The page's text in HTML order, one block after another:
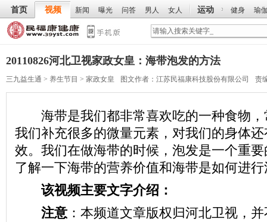
首页 视频 新闻 曝光 问答 男人 女人 运动 健身 瑜
20110826河北卫视家政女皇：海带泡发的方法
三九益生通 > 养生节目 > 家政女皇 图文作者： 江苏民福康科技股份有限公司 责
海带是我们都非常喜欢吃的一种食物，
我们补充很多的微量元素，对我们的身体
效。我们在做海带的时候，泡发是一个重
了解一下海带的营养价值和海带是如何进
该视频主要文字介绍：
注意 ：本频道文章版权归河北卫视，